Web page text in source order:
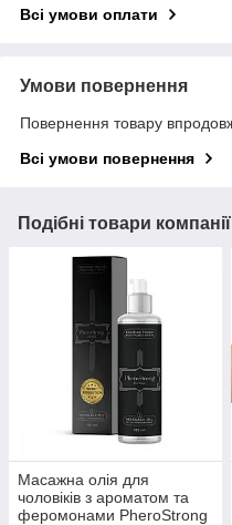
Всі умови оплати
Умови повернення
Повернення товару
Всі умови повернення
Подібні товари компанії
Масажна олія для
чоловіків з ароматом та
феромонами PheroStrong